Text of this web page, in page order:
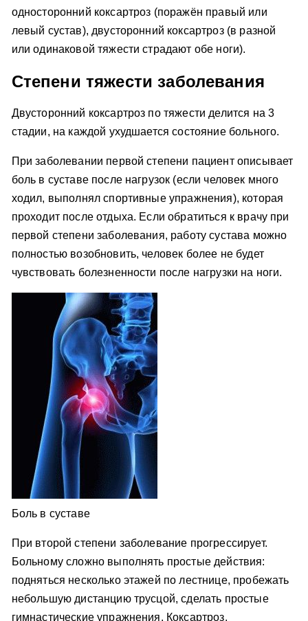
односторонний коксартроз (поражён правый или
левый сустав), двусторонний коксартроз (в разной
или одинаковой тяжести страдают обе ноги).
Степени тяжести заболевания
Двусторонний коксартроз по тяжести делится на 3
стадии, на каждой ухудшается состояние больного.
При заболевании первой степени пациент описывает
боль в суставе после нагрузок (если человек много
ходил, выполнял спортивные упражнения), которая
проходит после отдыха. Если обратиться к врачу при
первой степени заболевания, работу сустава можно
полностью возобновить, человек более не будет
чувствовать болезненности после нагрузки на ноги.
Боль в суставе
При второй степени заболевание прогрессирует.
Больному сложно выполнять простые действия:
подняться несколько этажей по лестнице, пробежать
небольшую дистанцию трусцой, сделать простые
гимнастические упражнения. Коксартроз,